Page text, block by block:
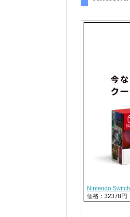
Nintendo
価格：32378円